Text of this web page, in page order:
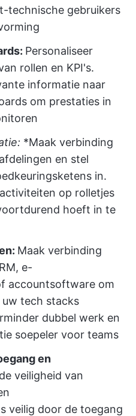
technische gebruikers
Personaliseer
rollen en KPI's.
informatie naar
om prestaties in
*Maak verbinding
en stel
in.
op rolletjes
hoeft in te
Maak verbinding
e-
accountsoftware om
tech stacks
dubbel werk en
soepeler voor teams
en
veiligheid van
veilig door de toegang